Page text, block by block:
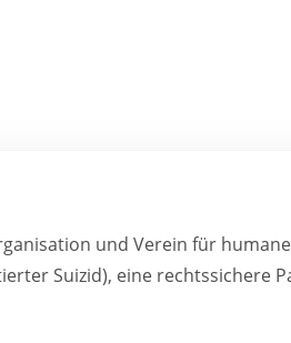
und Verein für
Suizid), eine rechtssichere